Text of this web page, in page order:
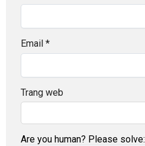
Email *
Trang web
Are you human? Please solve: